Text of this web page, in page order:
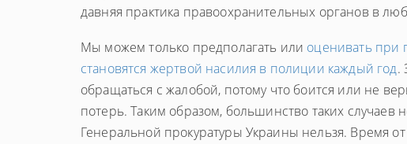
давняя практика правоохранительных органов в
Мы можем только предполагать или оценивать при
становятся жертвой насилия в полиции каждый год.
обращаться с жалобой, потому что боится или не
потерь. Таким образом, большинство таких случаев
Генеральной прокуратуры Украины нельзя. Время